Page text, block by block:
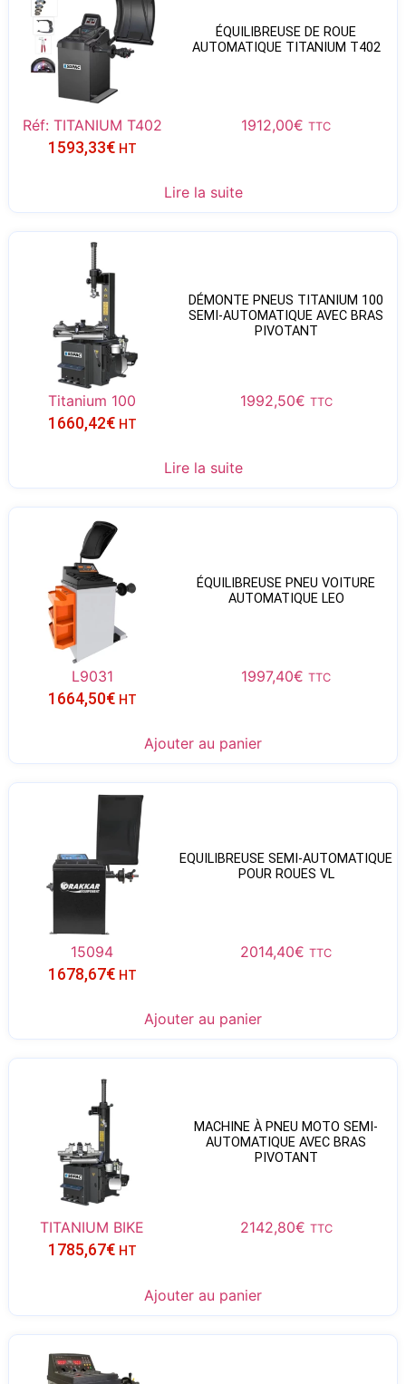
ÉQUILIBREUSE DE ROUE
AUTOMATIQUE TITANIUM T402
Réf: TITANIUM T402 1912,00€ TTC
1593,33€ HT
Lire la suite
DÉMONTE PNEUS TITANIUM 100
SEMI-AUTOMATIQUE AVEC BRAS
PIVOTANT
Titanium 100 1992,50€ TTC
1660,42€ HT
Lire la suite
ÉQUILIBREUSE PNEU VOITURE
AUTOMATIQUE LEO
L9031 1997,40€ TTC
1664,50€ HT
Ajouter au panier
EQUILIBREUSE SEMI-AUTOMATIQUE
POUR ROUES VL
15094 2014,40€ TTC
1678,67€ HT
Ajouter au panier
MACHINE À PNEU MOTO SEMI-
AUTOMATIQUE AVEC BRAS
PIVOTANT
TITANIUM BIKE 2142,80€ TTC
1785,67€ HT
Ajouter au panier